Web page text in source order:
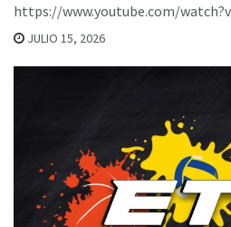
https://www.youtube.com/
JULIO 15, 2026